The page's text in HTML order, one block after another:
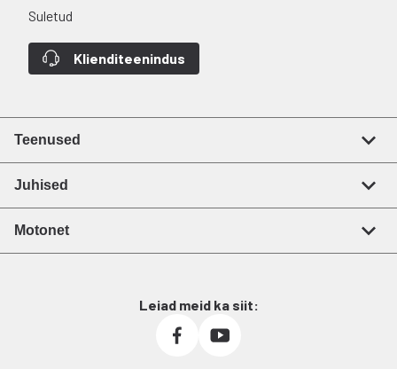
Suletud
Klienditeenindus
Teenused
Juhised
Motonet
Leiad meid ka siit: